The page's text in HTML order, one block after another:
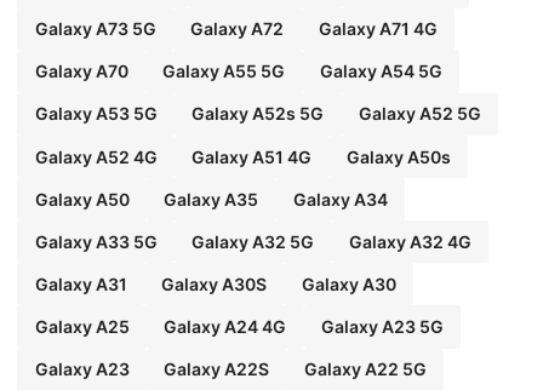
Galaxy A73 5G Galaxy A72 Galaxy A71 4G
Galaxy A70 Galaxy A55 5G Galaxy A54 5G
Galaxy A53 5G Galaxy A52s 5G Galaxy A52 5G
Galaxy A52 4G Galaxy A51 4G Galaxy A50s
Galaxy A50 Galaxy A35 Galaxy A34
Galaxy A33 5G Galaxy A32 5G Galaxy A32 4G
Galaxy A31 Galaxy A30S Galaxy A30
Galaxy A25 Galaxy A24 4G Galaxy A23 5G
Galaxy A23 Galaxy A22S Galaxy A22 5G